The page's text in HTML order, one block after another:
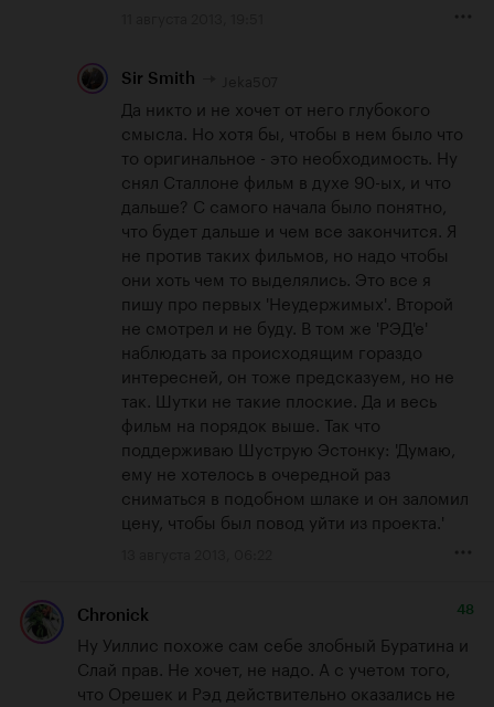
Sir Smith
Да никто и не хочет от него глубокого
смысла. Но хотя бы, чтобы в нем было что
то оригинальное - это необходимость. Ну
снял Сталлоне фильм в духе 90-ых, и что
дальше? С самого начала было понятно,
что будет дальше и чем все закончится. Я
не против таких фильмов, но надо чтобы
они хоть чем то выделялись. Это все я
пишу про первых 'Неудержимых'. Второй
не смотрел и не буду. В том же 'РЭД'е'
наблюдать за происходящим гораздо
интересней, он тоже предсказуем, но не
так. Шутки не такие плоские. Да и весь
фильм на порядок выше. Так что
поддерживаю Шуструю Эстонку: 'Думаю,
ему не хотелось в очередной раз
сниматься в подобном шлаке и он заломил
цену, чтобы был повод уйти из проекта.'
Chronick 48
Ну Уиллис похоже сам себе злобный Буратина и
Слай прав. Не хочет, не надо. А с учетом того,
что Орешек и Рэд действительно оказались не